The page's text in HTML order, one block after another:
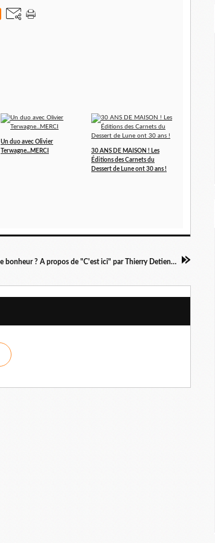
Un duo avec Olivier
Terwagne...MERCI
30 ANS DE MAISON ! Les
Éditions des Carnets du
Dessert de Lune ont 30 ans !
Il est où le bonheur ? A propos de "C'est ici" par Thierry Detienne (Le Carnet et les Instants)